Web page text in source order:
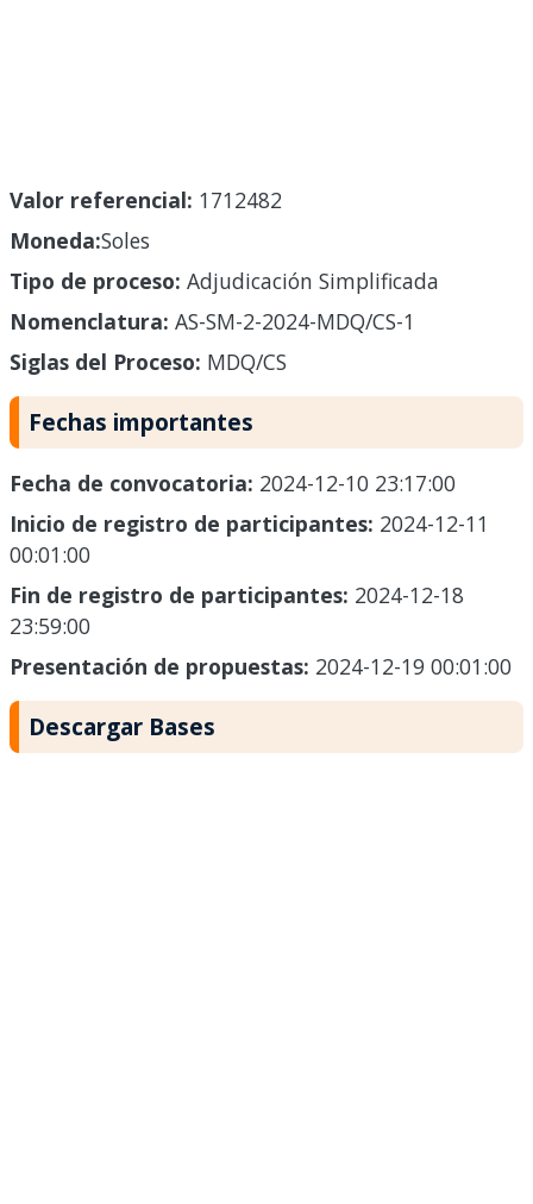
Valor referencial: 1712482
Moneda:Soles
Tipo de proceso: Adjudicación Simplificada
Nomenclatura: AS-SM-2-2024-MDQ/CS-1
Siglas del Proceso: MDQ/CS
Fechas importantes
Fecha de convocatoria: 2024-12-10 23:17:00
Inicio de registro de participantes: 2024-12-11
00:01:00
Fin de registro de participantes: 2024-12-18
23:59:00
Presentación de propuestas: 2024-12-19 00:01:00
Descargar Bases